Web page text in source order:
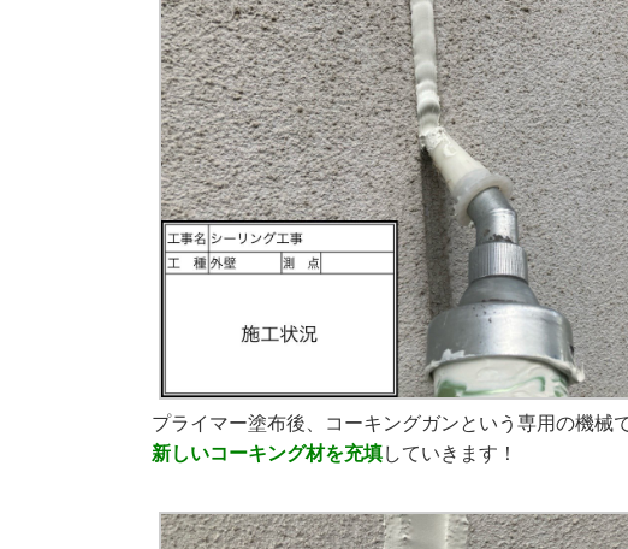
プライマー塗布後、コーキングガンという専用の機械
新しいコーキング材を充填していきます！